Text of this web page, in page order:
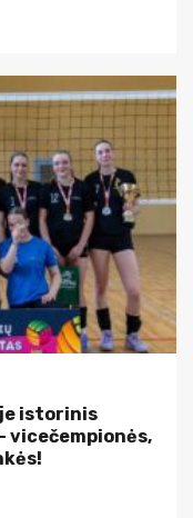
istorinis
vicečempionės,